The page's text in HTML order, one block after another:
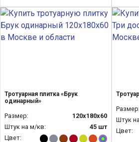
Тротуарная плитка «Брук
одинарный»
Размер:
120x180x60
Штук на м/кв:
45 шт
Цвет:
Штук
Цвет: